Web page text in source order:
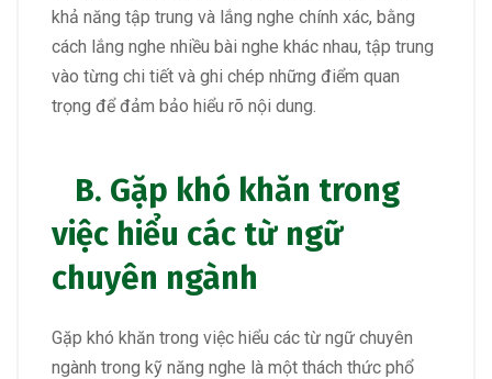
khả năng tập trung và lắng nghe chính xác, bằng
cách lắng nghe nhiều bài nghe khác nhau, tập trung
vào từng chi tiết và ghi chép những điểm quan
trọng để đảm bảo hiểu rõ nội dung.
B. Gặp khó khăn trong
việc hiểu các từ ngữ
chuyên ngành
Gặp khó khăn trong việc hiểu các từ ngữ chuyên
ngành trong kỹ năng nghe là một thách thức phổ